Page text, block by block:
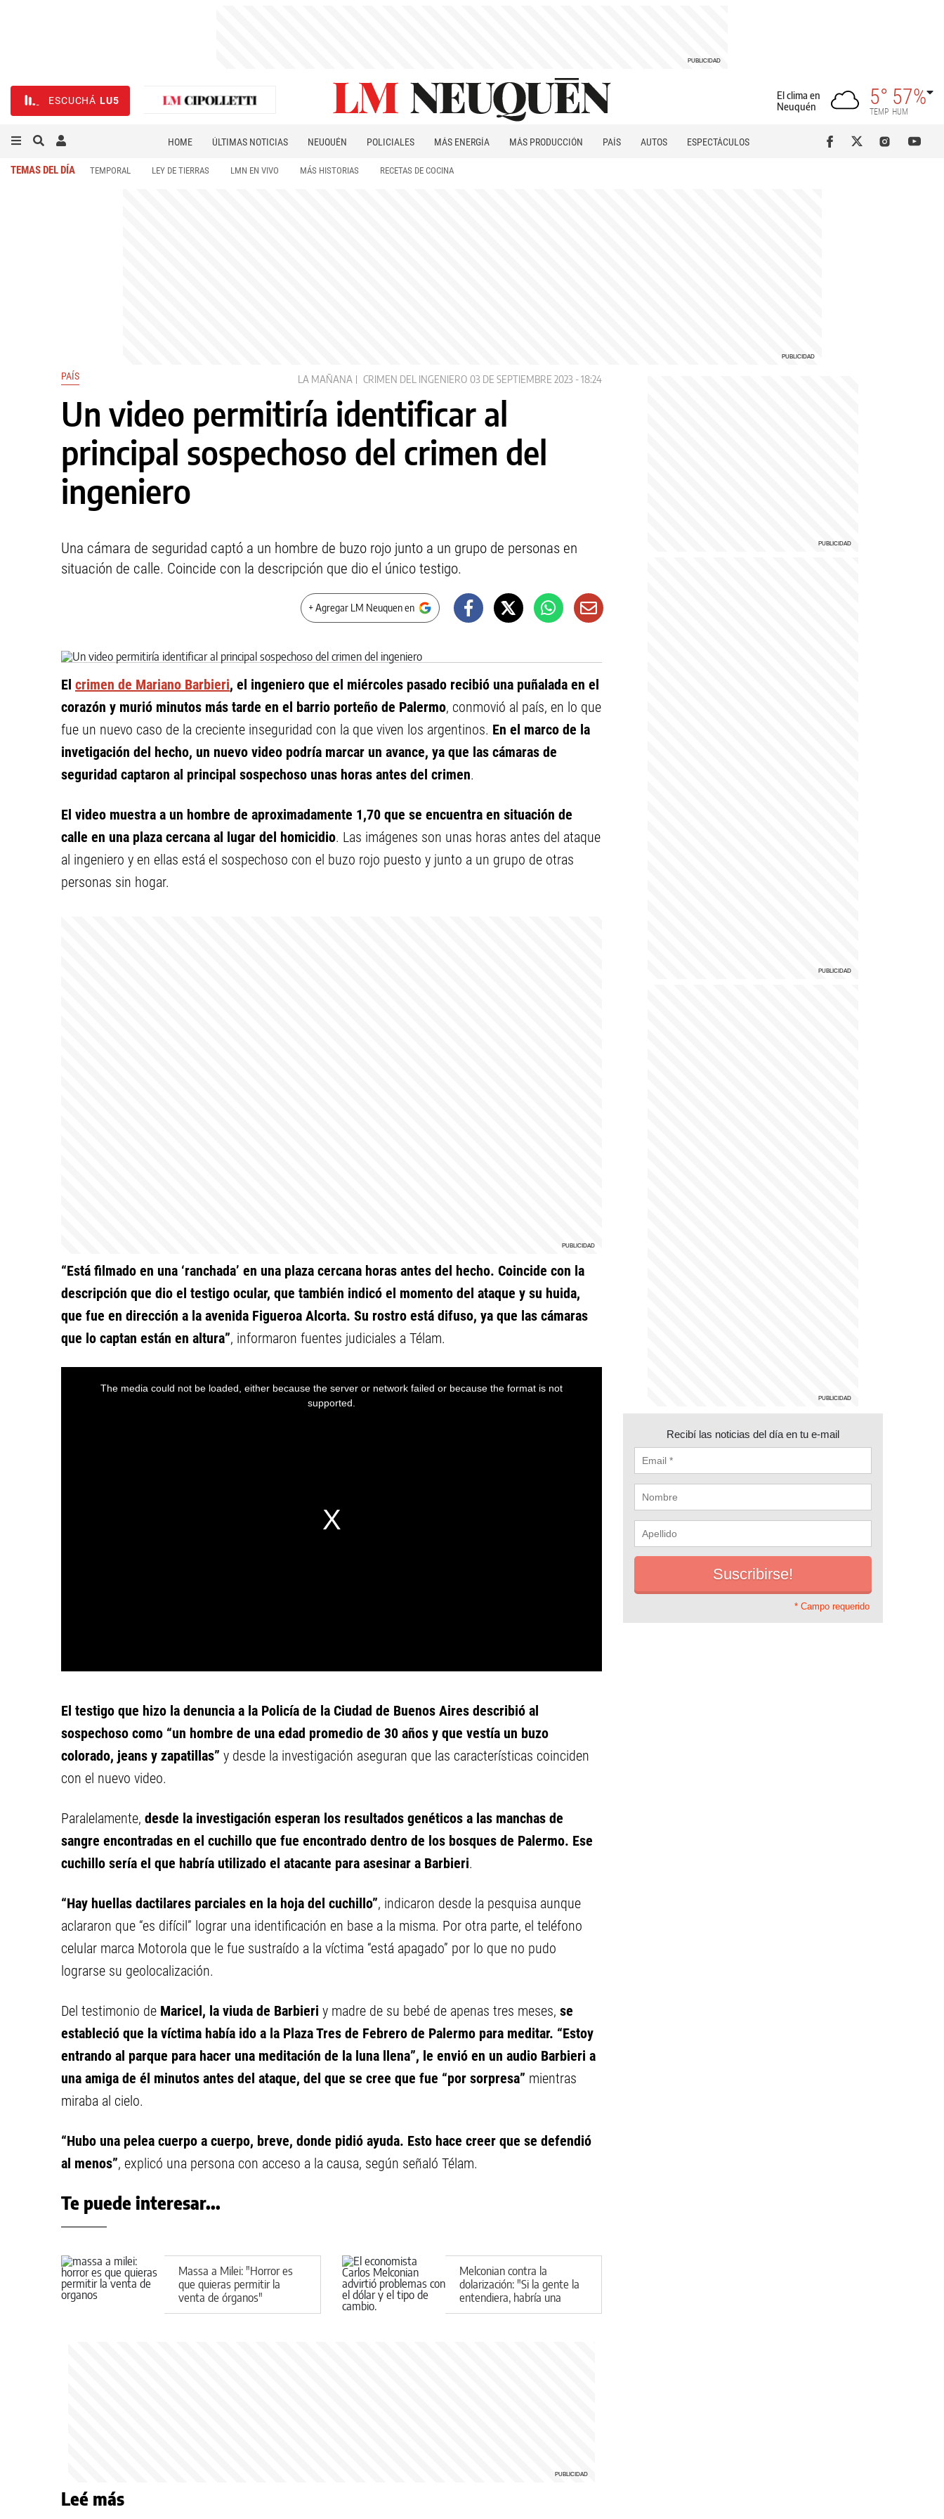
ESCUCHÁ LU5
El clima en
Neuquén
5°
TEMP
57%
HUM
HOME ÚLTIMAS NOTICIAS NEUQUÉN POLICIALES MÁS ENERGÍA MÁS PRODUCCIÓN PAÍS AUTOS
ESPECTÁCULOS
TEMAS DEL DÍA TEMPORAL LEY DE TIERRAS LMN EN VIVO MÁS HISTORIAS RECETAS DE COCINA
PAÍS LA MAÑANA CRIMEN DEL INGENIERO 03 DE SEPTIEMBRE 2023 - 18:24
Un video permitiría identificar al
principal sospechoso del crimen del
ingeniero
Una cámara de seguridad captó a un hombre de buzo rojo junto a un grupo de personas en
situación de calle. Coincide con la descripción que dio el único testigo.
+ Agregar LM Neuquen en
El crimen de Mariano Barbieri, el ingeniero que el miércoles pasado recibió una puñalada en el
corazón y murió minutos más tarde en el barrio porteño de Palermo, conmovió al país, en lo que
fue un nuevo caso de la creciente inseguridad con la que viven los argentinos. En el marco de la
invetigación del hecho, un nuevo video podría marcar un avance, ya que las cámaras de
seguridad captaron al principal sospechoso unas horas antes del crimen.
El video muestra a un hombre de aproximadamente 1,70 que se encuentra en situación de
calle en una plaza cercana al lugar del homicidio. Las imágenes son unas horas antes del ataque
al ingeniero y en ellas está el sospechoso con el buzo rojo puesto y junto a un grupo de otras
personas sin hogar.
“Está filmado en una ‘ranchada’ en una plaza cercana horas antes del hecho. Coincide con la
descripción que dio el testigo ocular, que también indicó el momento del ataque y su huida,
que fue en dirección a la avenida Figueroa Alcorta. Su rostro está difuso, ya que las cámaras
que lo captan están en altura”, informaron fuentes judiciales a Télam.
El testigo que hizo la denuncia a la Policía de la Ciudad de Buenos Aires describió al
sospechoso como “un hombre de una edad promedio de 30 años y que vestía un buzo
colorado, jeans y zapatillas” y desde la investigación aseguran que las características coinciden
con el nuevo video.
Paralelamente, desde la investigación esperan los resultados genéticos a las manchas de
sangre encontradas en el cuchillo que fue encontrado dentro de los bosques de Palermo. Ese
cuchillo sería el que habría utilizado el atacante para asesinar a Barbieri.
“Hay huellas dactilares parciales en la hoja del cuchillo”, indicaron desde la pesquisa aunque
aclararon que “es difícil” lograr una identificación en base a la misma. Por otra parte, el teléfono
celular marca Motorola que le fue sustraído a la víctima “está apagado” por lo que no pudo
lograrse su geolocalización.
Del testimonio de Maricel, la viuda de Barbieri y madre de su bebé de apenas tres meses, se
estableció que la víctima había ido a la Plaza Tres de Febrero de Palermo para meditar. “Estoy
entrando al parque para hacer una meditación de la luna llena”, le envió en un audio Barbieri a
una amiga de él minutos antes del ataque, del que se cree que fue “por sorpresa” mientras
miraba al cielo.
“Hubo una pelea cuerpo a cuerpo, breve, donde pidió ayuda. Esto hace creer que se defendió
al menos”, explicó una persona con acceso a la causa, según señaló Télam.
Te puede interesar...
Massa a Milei: "Horror es
que quieras permitir la
venta de órganos"
Melconian contra la
dolarización: "Si la gente la
entendiera, habría una
manifestación"
Recibí las noticias del día en tu e-mail
* Campo requerido
Leé más